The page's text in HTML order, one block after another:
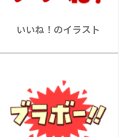
いいね！のイラスト